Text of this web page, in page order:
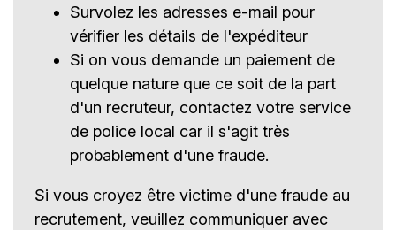
Survolez les adresses e-mail pour
vérifier les détails de l'expéditeur
Si on vous demande un paiement de
quelque nature que ce soit de la part
d'un recruteur, contactez votre service
de police local car il s'agit très
probablement d'une fraude.
Si vous croyez être victime d'une fraude au
recrutement, veuillez communiquer avec